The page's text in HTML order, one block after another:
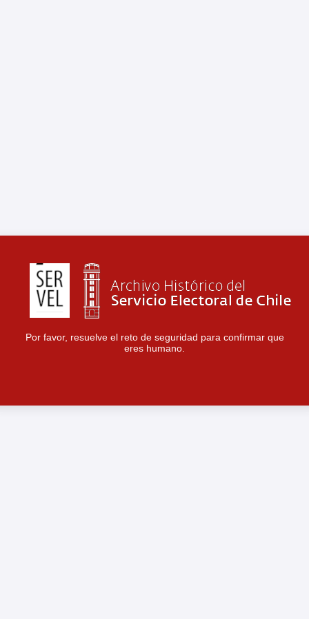
Por favor, resuelve el reto de seguridad para confirmar que
eres humano.